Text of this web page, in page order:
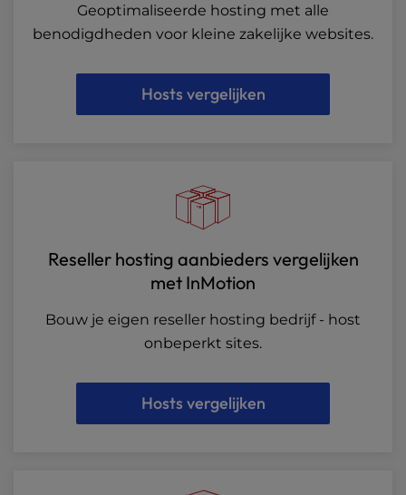
Geoptimaliseerde hosting met alle
benodigdheden voor kleine zakelijke websites.
Hosts vergelijken
Reseller hosting aanbieders vergelijken
met InMotion
Bouw je eigen reseller hosting bedrijf - host
onbeperkt sites.
Hosts vergelijken